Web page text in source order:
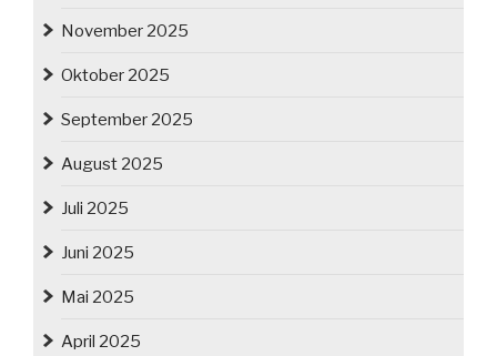
November 2025
Oktober 2025
September 2025
August 2025
Juli 2025
Juni 2025
Mai 2025
April 2025